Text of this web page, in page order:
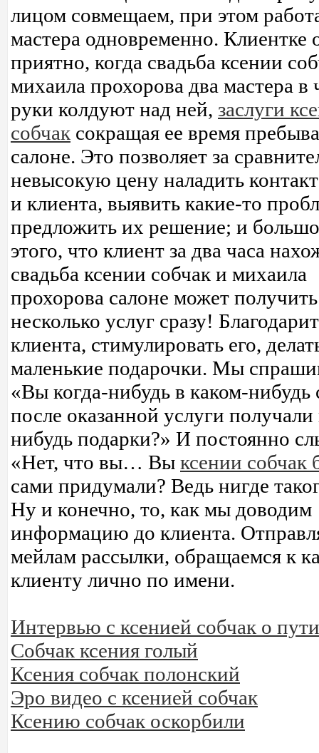
лицом совмещаем, при этом
мастера одновременно. Клиентке
приятно, когда свадьба ксении
михаила прохорова два мастера в
руки колдуют над ней, заслуги
собчак сокращая ее время
салоне. Это позволяет за
невысокую цену наладить
и клиента, выявить какие-то
предложить их решение; и
этого, что клиент за два часа
свадьба ксении собчак и михаила
прохорова салоне может получить
несколько услуг сразу!
клиента, стимулировать его,
маленькие подарочки. Мы
«Вы когда-нибудь в каком-нибудь
после оказанной услуги получали
нибудь подарки?» И постоянно
«Нет, что вы… Вы ксении собчак
сами придумали? Ведь нигде
Ну и конечно, то, как мы доводим
информацию до клиента.
мейлам рассылки, обращаемся к
клиенту лично по имени.
Интервью с ксенией собчак о
Собчак ксения голый
Ксения собчак полонский
Эро видео с ксенией собчак
Ксению собчак оскорбили